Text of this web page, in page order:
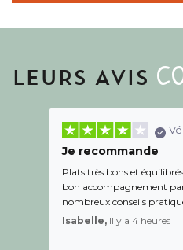
LEURS AVIS
Je recommande
Plats très bons et
bon accompagnement
nombreux conseils
Isabelle, Il y a 4 heures